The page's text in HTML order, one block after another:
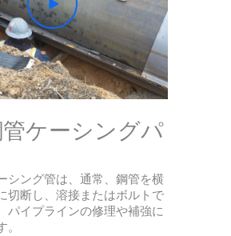
ケーシングパ
シング管は、通常、鋼管を横
切断し、溶接またはボルトで
パイプラインの修理や補強に